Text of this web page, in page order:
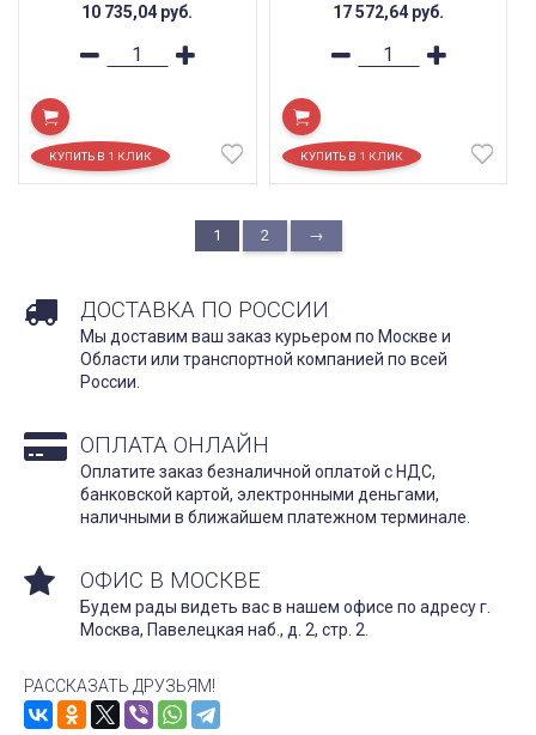
10 735,04 руб. 17 572,64 руб.
1 2 →
ДОСТАВКА ПО РОССИИ
Мы доставим ваш заказ курьером по Москве и
Области или транспортной компанией по всей
России.
ОПЛАТА ОНЛАЙН
Оплатите заказ безналичной оплатой с НДС,
банковской картой, электронными деньгами,
наличными в ближайшем платежном терминале.
ОФИС В МОСКВЕ
Будем рады видеть вас в нашем офисе по адресу г.
Москва, Павелецкая наб., д. 2, стр. 2.
РАССКАЗАТЬ ДРУЗЬЯМ!